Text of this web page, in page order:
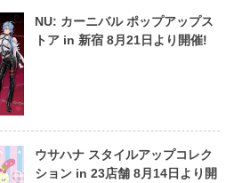
NU: カーニバル ポップアップス
トア in 新宿 8月21日より開催!
ウサハナ スタイルアップコレク
ション in 23店舗 8月14日より開